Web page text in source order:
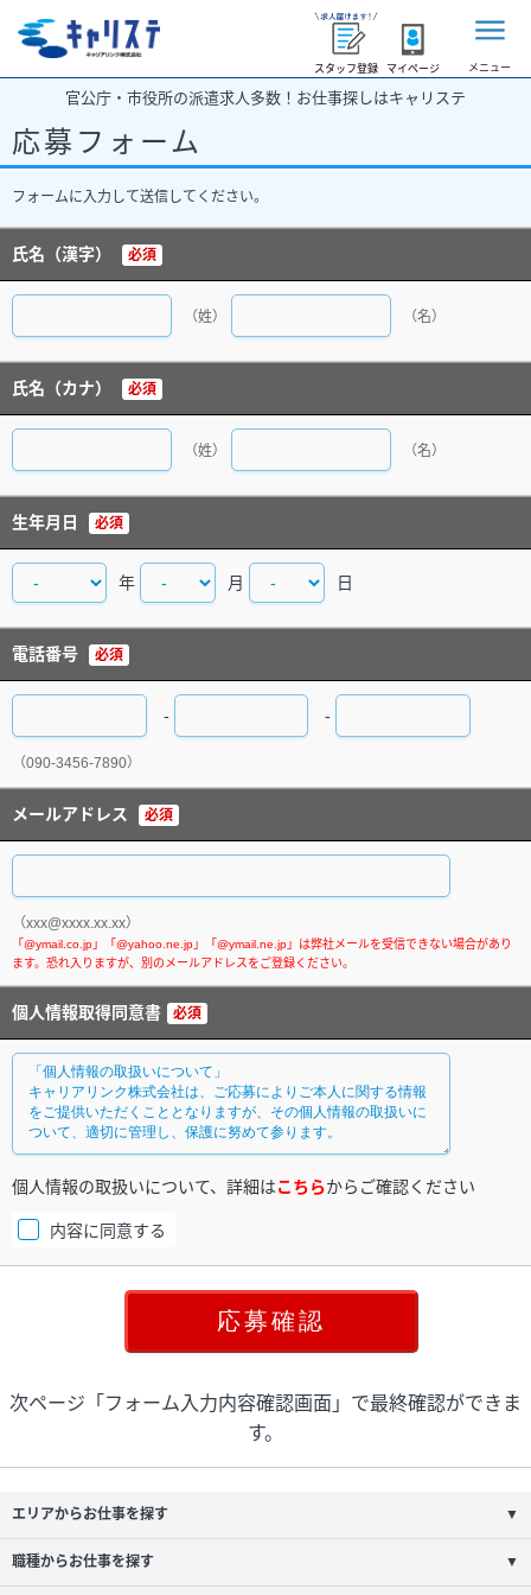
スタッフ登録 マイページ メニュー
官公庁・市役所の派遣求人多数！お仕事探しはキャリステ
応募フォーム
フォームに入力して送信してください。
氏名（漢字） 必須
（姓） （名）
氏名（カナ） 必須
（姓） （名）
生年月日 必須
年 月 日
電話番号 必須
- -
（090-3456-7890）
メールアドレス 必須
（xxx@xxxx.xx.xx）
個人情報取得同意書 必須
個人情報の取扱いについて、詳細はこちらからご確認ください
内容に同意する
次ページ「フォーム入力内容確認画面」で最終確認ができま
す。
エリアからお仕事を探す ▼
職種からお仕事を探す ▼